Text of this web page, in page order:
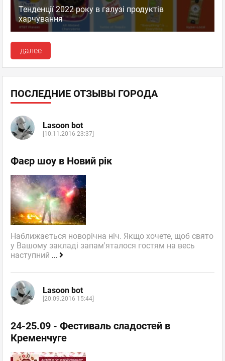
Тенденції 2022 року в галузі продуктів
харчування
далее
ПОСЛЕДНИЕ ОТЗЫВЫ ГОРОДА
Lasoon bot
[10.11.2016 23:37]
Фаєр шоу в Новий рік
Наближається новорічна ніч. Якщо хочете, щоб свято
у Вашому закладі запам'яталося гостям на весь
наступний ...
Lasoon bot
[20.09.2016 15:44]
24-25.09 - Фестиваль сладостей в
Кременчуге